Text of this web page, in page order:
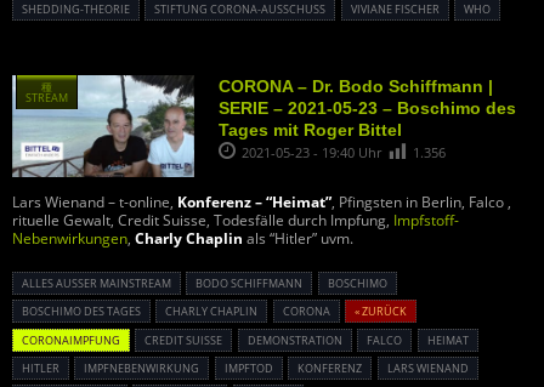
SHEDDING-THEORIE
STIFTUNG CORONA-AUSSCHUSS VIVIANE FISCHER WHO
CORONA – Dr. Bodo Schiffmann |
SERIE – 2021-05-23 – Boschimo des
Tages mit Roger Bittel
2021-05-23 - 19:40 Uhr 1.356
Lars Wienand – t-online, Konferenz – “Heimat”, Pfingsten in Berlin, Falco ,
rituelle Gewalt, Credit Suisse, Todesfälle durch Impfung, Impfstoff-
Nebenwirkungen, Charly Chaplin als “Hitler” uvm.
ALLES AUSSER MAINSTREAM BODO SCHIFFMANN
BOSCHIMO
BOSCHIMO DES TAGES
CHARLY CHAPLIN CORONA
« ZURÜCK
CORONAIMPFUNG
CREDIT SUISSE DEMONSTRATION FALCO
HEIMAT
HITLER
IMPFNEBENWIRKUNG IMPFTOD KONFERENZ
LARS WIENAND
種
STREAM